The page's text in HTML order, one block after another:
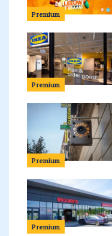
Premium
Premium
Premium
Premium